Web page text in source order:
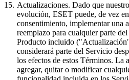
15. Actualizaciones. Dado que
evolución, ESET puede, de vez
consentimiento, implementar una
reemplazo para cualquier parte
Producto incluido
considerará parte del Servicio
los efectos de estos Términos. La
agregar, quitar o modificar